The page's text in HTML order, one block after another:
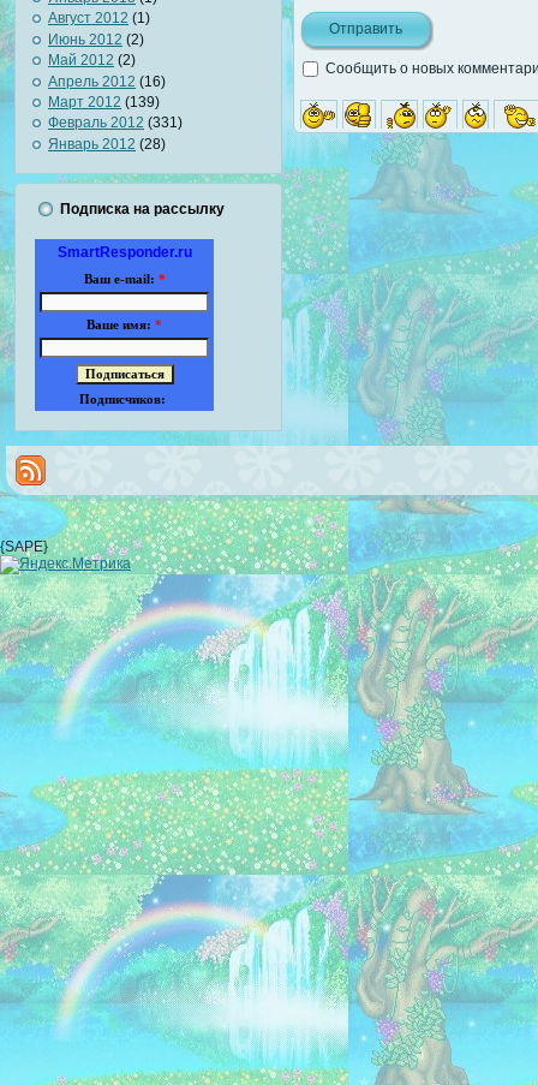
Август 2012 (1)
Июнь 2012 (2)
Май 2012 (2)
Апрель 2012 (16)
Март 2012 (139)
Февраль 2012 (331)
Январь 2012 (28)
Подписка на рассылку
SmartResponder.ru
Ваш e-mail: *
Ваше имя: *
Подписчиков:
Сообщить о новых
{SAPE}